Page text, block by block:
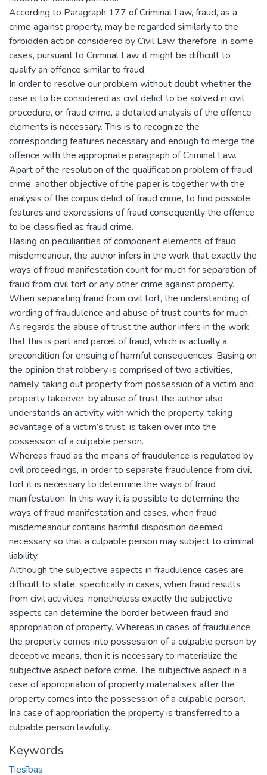
According to Paragraph 177 of Criminal Law, fraud, as a
crime against property, may be regarded similarly to the
forbidden action considered by Civil Law, therefore, in some
cases, pursuant to Criminal Law, it might be difficult to
qualify an offence similar to fraud.
In order to resolve our problem without doubt whether the
case is to be considered as civil delict to be solved in civil
procedure, or fraud crime, a detailed analysis of the offence
elements is necessary. This is to recognize the
corresponding features necessary and enough to merge the
offence with the appropriate paragraph of Criminal Law.
Apart of the resolution of the qualification problem of fraud
crime, another objective of the paper is together with the
analysis of the corpus delict of fraud crime, to find possible
features and expressions of fraud consequently the offence
to be classified as fraud crime.
Basing on peculiarities of component elements of fraud
misdemeanour, the author infers in the work that exactly the
ways of fraud manifestation count for much for separation of
fraud from civil tort or any other crime against property.
When separating fraud from civil tort, the understanding of
wording of fraudulence and abuse of trust counts for much.
As regards the abuse of trust the author infers in the work
that this is part and parcel of fraud, which is actually a
precondition for ensuing of harmful consequences. Basing on
the opinion that robbery is comprised of two activities,
namely, taking out property from possession of a victim and
property takeover, by abuse of trust the author also
understands an activity with which the property, taking
advantage of a victim’s trust, is taken over into the
possession of a culpable person.
Whereas fraud as the means of fraudulence is regulated by
civil proceedings, in order to separate fraudulence from civil
tort it is necessary to determine the ways of fraud
manifestation. In this way it is possible to determine the
ways of fraud manifestation and cases, when fraud
misdemeanour contains harmful disposition deemed
necessary so that a culpable person may subject to criminal
liability.
Although the subjective aspects in fraudulence cases are
difficult to state, specifically in cases, when fraud results
from civil activities, nonetheless exactly the subjective
aspects can determine the border between fraud and
appropriation of property. Whereas in cases of fraudulence
the property comes into possession of a culpable person by
deceptive means, then it is necessary to materialize the
subjective aspect before crime. The subjective aspect in a
case of appropriation of property materialises after the
property comes into the possession of a culpable person.
Ina case of appropriation the property is transferred to a
culpable person lawfully.
Keywords
Tiesības